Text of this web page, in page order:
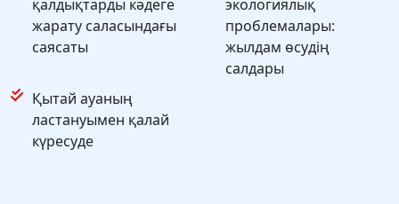
қалдықтарды кәдеге
жарату саласындағы
саясаты
экологиялық
проблемалары:
жылдам өсудің
салдары
Қытай ауаның
ластануымен қалай
күресуде